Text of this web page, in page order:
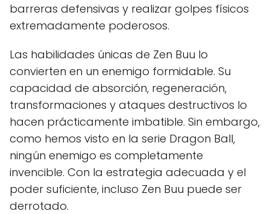
barreras defensivas y realizar golpes físicos
extremadamente poderosos.
Las habilidades únicas de Zen Buu lo
convierten en un enemigo formidable. Su
capacidad de absorción, regeneración,
transformaciones y ataques destructivos lo
hacen prácticamente imbatible. Sin embargo,
como hemos visto en la serie Dragon Ball,
ningún enemigo es completamente
invencible. Con la estrategia adecuada y el
poder suficiente, incluso Zen Buu puede ser
derrotado.